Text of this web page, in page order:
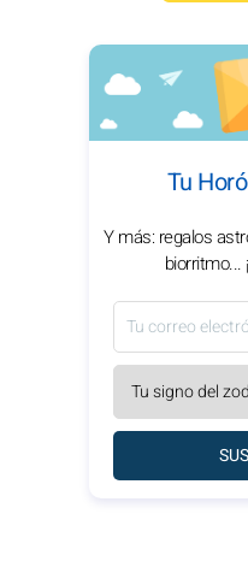
Tu
Y más: regalos
biorritmo...